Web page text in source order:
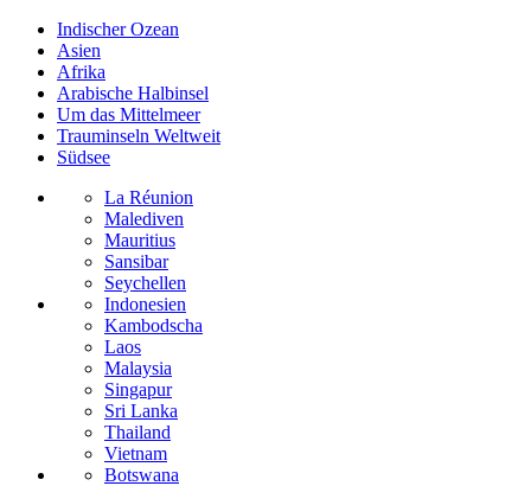
Indischer Ozean
Asien
Afrika
Arabische Halbinsel
Um das Mittelmeer
Trauminseln Weltweit
Südsee
La Réunion
Malediven
Mauritius
Sansibar
Seychellen
Indonesien
Kambodscha
Laos
Malaysia
Singapur
Sri Lanka
Thailand
Vietnam
Botswana